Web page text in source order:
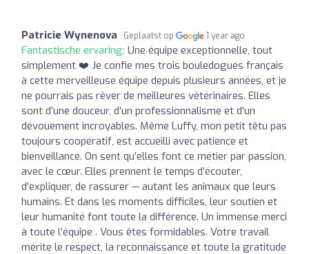
Patricie Wynenova Geplaatst op 1 year ago
Fantastische ervaring: Une équipe exceptionnelle, tout
simplement ❤️ Je confie mes trois bouledogues français
à cette merveilleuse équipe depuis plusieurs années, et je
ne pourrais pas rêver de meilleures vétérinaires. Elles
sont d’une douceur, d’un professionnalisme et d’un
dévouement incroyables. Même Luffy, mon petit têtu pas
toujours coopératif, est accueilli avec patience et
bienveillance. On sent qu’elles font ce métier par passion,
avec le cœur. Elles prennent le temps d’écouter,
d’expliquer, de rassurer — autant les animaux que leurs
humains. Et dans les moments difficiles, leur soutien et
leur humanité font toute la différence. Un immense merci
à toute l’équipe . Vous êtes formidables. Votre travail
mérite le respect, la reconnaissance et toute la gratitude